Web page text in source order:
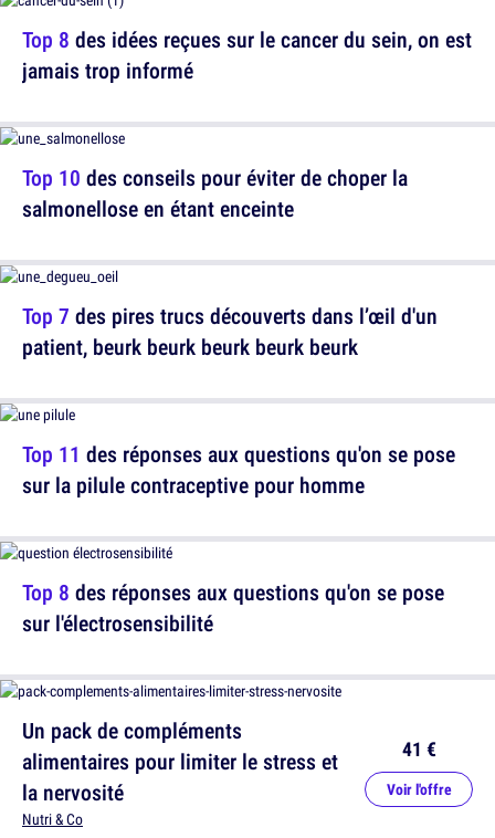
Top 8 des idées reçues sur le cancer du sein, on est
jamais trop informé
Top 7 des pires trucs découverts dans l’œil d'un
patient, beurk beurk beurk beurk beurk
Top 8 des réponses aux questions qu'on se pose
sur l'électrosensibilité
Top 10 des conseils pour éviter de choper la
salmonellose en étant enceinte
Top 11 des réponses aux questions qu'on se pose
sur la pilule contraceptive pour homme
Un pack de compléments
alimentaires pour limiter le stress et
la nervosité
Nutri & Co
41 €
Voir l'offre